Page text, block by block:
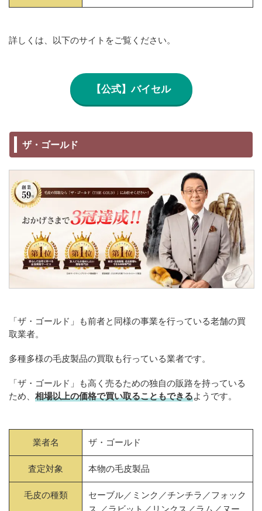
詳しくは、以下のサイトをご覧ください。
【公式】バイセル
ザ・ゴールド
「ザ・ゴールド」も前者と同様の事業を行っている老舗の買
取業者。
多種多様の毛皮製品の買取も行っている業者です。
「ザ・ゴールド」も高く売るための独自の販路を持っている
ため、 相場以上の価格で買い取ることもできるようです。
業者名 ザ・ゴールド
査定対象 本物の毛皮製品
毛皮の種類
セーブル／ミンク／チンチラ／フォック